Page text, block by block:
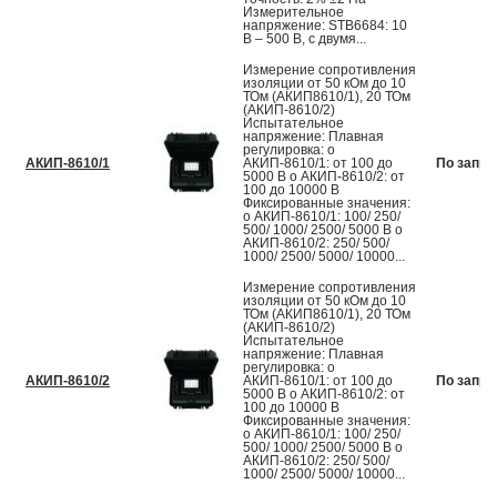
Измерительное
напряжение: STB6684: 10
В – 500 В, с двумя...
АКИП-8610/1
Измерение сопротивления
изоляции от 50 кОм до 10
ТОм (АКИП8610/1), 20 ТОм
(АКИП-8610/2)
Испытательное
напряжение: Плавная
регулировка: o
АКИП-8610/1: от 100 до
5000 В o АКИП-8610/2: от
100 до 10000 В
Фиксированные значения:
o АКИП-8610/1: 100/ 250/
500/ 1000/ 2500/ 5000 В o
АКИП-8610/2: 250/ 500/
1000/ 2500/ 5000/ 10000...
По
АКИП-8610/2
Измерение сопротивления
изоляции от 50 кОм до 10
ТОм (АКИП8610/1), 20 ТОм
(АКИП-8610/2)
Испытательное
напряжение: Плавная
регулировка: o
АКИП-8610/1: от 100 до
5000 В o АКИП-8610/2: от
100 до 10000 В
Фиксированные значения:
o АКИП-8610/1: 100/ 250/
500/ 1000/ 2500/ 5000 В o
АКИП-8610/2: 250/ 500/
1000/ 2500/ 5000/ 10000...
По